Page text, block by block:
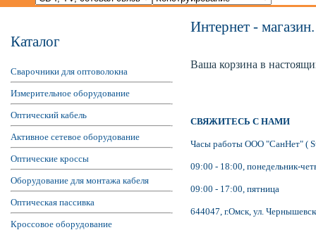
Каталог
Сварочники для оптоволокна
Измерительное оборудование
Оптический кабель
Активное сетевое оборудование
Оптические кроссы
Оборудование для монтажа кабеля
Оптическая пассивка
Кроссовое оборудование
Интернет - магазин.
Ваша корзина в
СВЯЖИТЕСЬ С НАМИ
Часы работы ООО "СанНет" (
09:00 - 18:00, понедельник-
09:00 - 17:00, пятница
644047, г.Омск, ул.